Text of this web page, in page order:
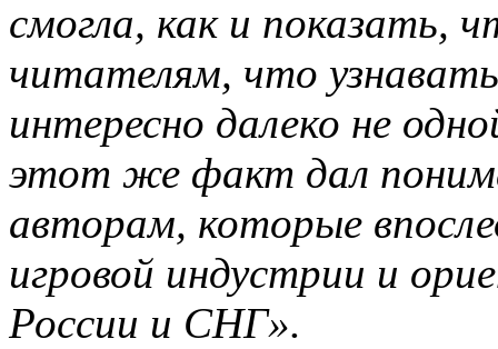
смогла, как и показать,
читателям, что
интересно далеко не
этот же факт дал
авторам, которые
игровой индустрии и
России и СНГ».